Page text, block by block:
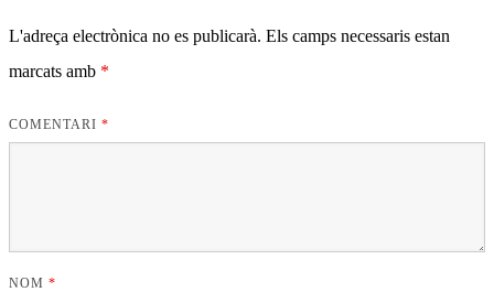
L'adreça electrònica no es publicarà. Els camps necessaris estan
marcats amb *
COMENTARI *
NOM *